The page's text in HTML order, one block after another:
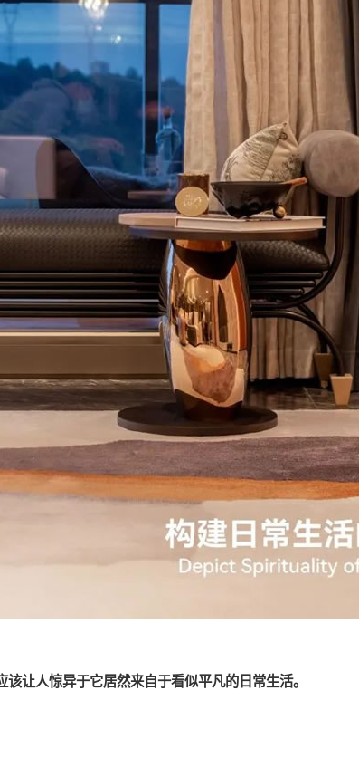
让人惊异于它居然来自于看似平凡的日常生活。